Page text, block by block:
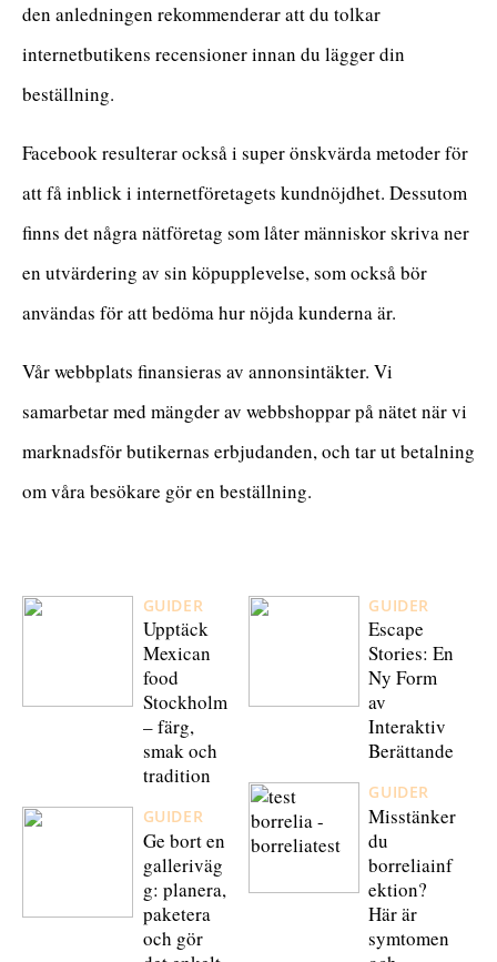
den anledningen rekommenderar att du tolkar
internetbutikens recensioner innan du lägger din
beställning.
Facebook resulterar också i super önskvärda metoder för
att få inblick i internetföretagets kundnöjdhet. Dessutom
finns det några nätföretag som låter människor skriva ner
en utvärdering av sin köpupplevelse, som också bör
användas för att bedöma hur nöjda kunderna är.
Vår webbplats finansieras av annonsintäkter. Vi
samarbetar med mängder av webbshoppar på nätet när vi
marknadsför butikernas erbjudanden, och tar ut betalning
om våra besökare gör en beställning.
GUIDER
Upptäck
Mexican
food
Stockholm
– färg,
smak och
tradition
GUIDER
Ge bort en
galleriväg
g: planera,
paketera
och gör
GUIDER
Escape
Stories: En
Ny Form
av
Interaktiv
Berättande
GUIDER
Misstänker
du
borreliainf
ektion?
Här är
symtomen